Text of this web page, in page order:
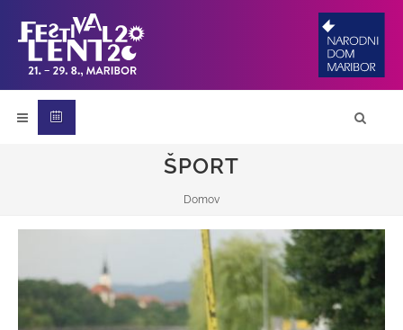
ŠPORT
Domov